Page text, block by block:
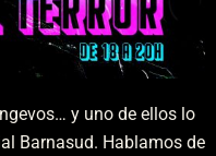
y uno de ellos lo
Barnasud. Hablamos de